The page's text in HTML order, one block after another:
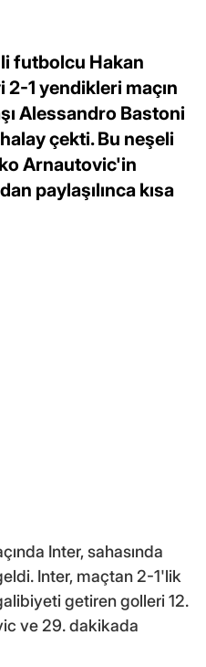
futbolcu Hakan
1 yendikleri maçın
Alessandro Bastoni
çekti. Bu neşeli
Arnautovic'in
paylaşılınca kısa
Inter, sahasında
Inter, maçtan 2-1'lik
getiren golleri 12.
ve 29. dakikada